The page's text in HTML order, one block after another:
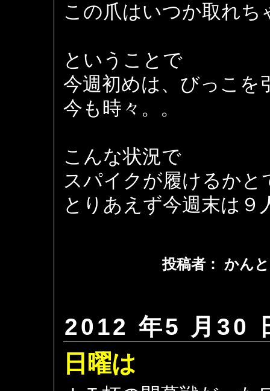
この爪はいつか取れ
ということで
今週初めは、びっこを
今も時々。。
こんな状況で
スパイクが履けるかと
とりあえず今週末は９
投稿者： かん
2012 年5 月30
日曜は